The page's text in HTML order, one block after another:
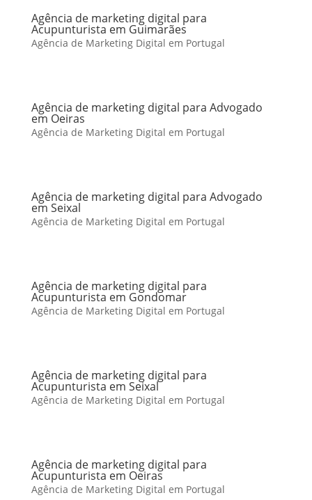
Agência de marketing digital para
Acupunturista em Guimarães
Agência de Marketing Digital em Portugal
Agência de marketing digital para Advogado
em Oeiras
Agência de Marketing Digital em Portugal
Agência de marketing digital para Advogado
em Seixal
Agência de Marketing Digital em Portugal
Agência de marketing digital para
Acupunturista em Gondomar
Agência de Marketing Digital em Portugal
Agência de marketing digital para
Acupunturista em Seixal
Agência de Marketing Digital em Portugal
Agência de marketing digital para
Acupunturista em Oeiras
Agência de Marketing Digital em Portugal